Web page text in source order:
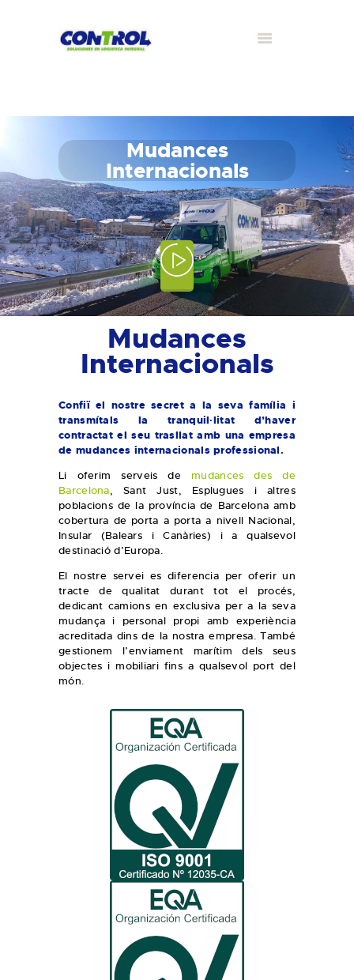
Mudances
Internacionals
Mudances
Internacionals
Confiï el nostre secret a la seva família i
transmítals la tranquil·litat d’haver
contractat el seu trasllat amb una empresa
de mudances internacionals professional.
Li oferim serveis de mudances des de
Barcelona, Sant Just, Esplugues i altres
poblacions de la província de Barcelona amb
cobertura de porta a porta a nivell Nacional,
Insular (Balears i Canàries) i a qualsevol
destinació d’Europa.
El nostre servei es diferencia per oferir un
tracte de qualitat durant tot el procés,
dedicant camions en exclusiva per a la seva
mudança i personal propi amb experiència
acreditada dins de la nostra empresa. També
gestionem l’enviament marítim dels seus
objectes i mobiliari fins a qualsevol port del
món.